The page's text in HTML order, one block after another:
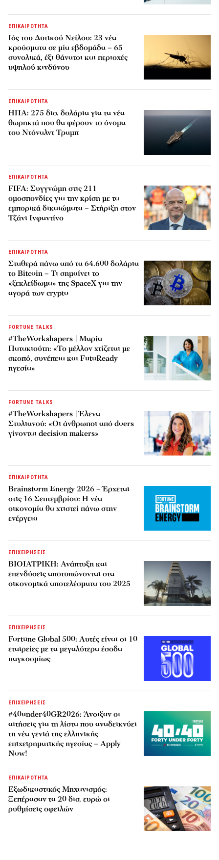
ΕΠΙΚΑΙΡΟΤΗΤΑ
Ιός του Δυτικού Νείλου: 23 νέα
κρούσματα σε μία εβδομάδα – 65
συνολικά, έξι θάνατοι και περιοχές
υψηλού κινδύνου
ΕΠΙΚΑΙΡΟΤΗΤΑ
ΗΠΑ: 275 δισ. δολάρια για τα νέα
θωρηκτά που θα φέρουν το όνομα
του Ντόναλντ Τραμπ
ΕΠΙΚΑΙΡΟΤΗΤΑ
FIFA: Συγγνώμη στις 211
ομοσπονδίες για την κρίση με τα
εμπορικά δικαιώματα – Στήριξη στον
Τζάνι Ινφαντίνο
ΕΠΙΚΑΙΡΟΤΗΤΑ
Σταθερά πάνω από τα 64.600 δολάρια
το Bitcoin – Τι σημαίνει το
«ξεκλείδωμα» της SpaceX για την
αγορά των crypto
FORTUNE TALKS
#TheWorkshapers | Μαρία
Πατακιούτη: «Το μέλλον χτίζεται με
σκοπό, συνέπεια και FutuReady
ηγεσία»
FORTUNE TALKS
#TheWorkshapers | Έλενα
Στυλιανού: «Οι άνθρωποι από doers
γίνονται decision makers»
ΕΠΙΚΑΙΡΟΤΗΤΑ
Brainstorm Energy 2026 – Έρχεται
στις 16 Σεπτεμβρίου: Η νέα
οικονομία θα χτιστεί πάνω στην
ενέργεια
ΕΠΙΧΕΙΡΗΣΕΙΣ
ΒΙΟΙΑΤΡΙΚΗ: Ανάπτυξη και
επενδύσεις αποτυπώνονται στα
οικονομικά αποτελέσματα του 2025
ΕΠΙΧΕΙΡΗΣΕΙΣ
Fortune Global 500: Αυτές είναι οι 10
εταιρείες με τα μεγαλύτερα έσοδα
παγκοσμίως
ΕΠΙΧΕΙΡΗΣΕΙΣ
#40under40GR2026: Άνοιξαν οι
αιτήσεις για τη λίστα που αναδεικνύει
τη νέα γενιά της ελληνικής
επιχειρηματικής ηγεσίας – Apply
Now!
ΕΠΙΚΑΙΡΟΤΗΤΑ
Εξωδικαστικός Μηχανισμός:
Ξεπέρασαν τα 20 δισ. ευρώ οι
ρυθμίσεις οφειλών